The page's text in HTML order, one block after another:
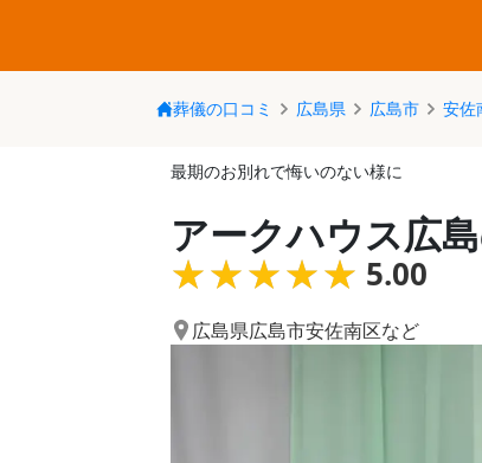
葬儀の口コミ 広島県 広島市 安佐
最期のお別れで悔いのない様に
アークハウス広
★★★★★
★★★★★ 5.00
広島県広島市安佐南区など